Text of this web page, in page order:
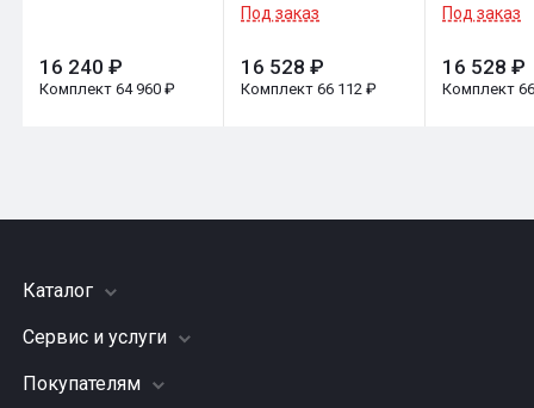
16 240 ₽
Комплект 64 960 ₽
Под заказ
16 528 ₽
Комплект 66 112 ₽
Под заказ
16 528 ₽
Комплект
Каталог
Шины
Грузовые шины
Сервис и услуги
Заправка кондиционера
Покупателям